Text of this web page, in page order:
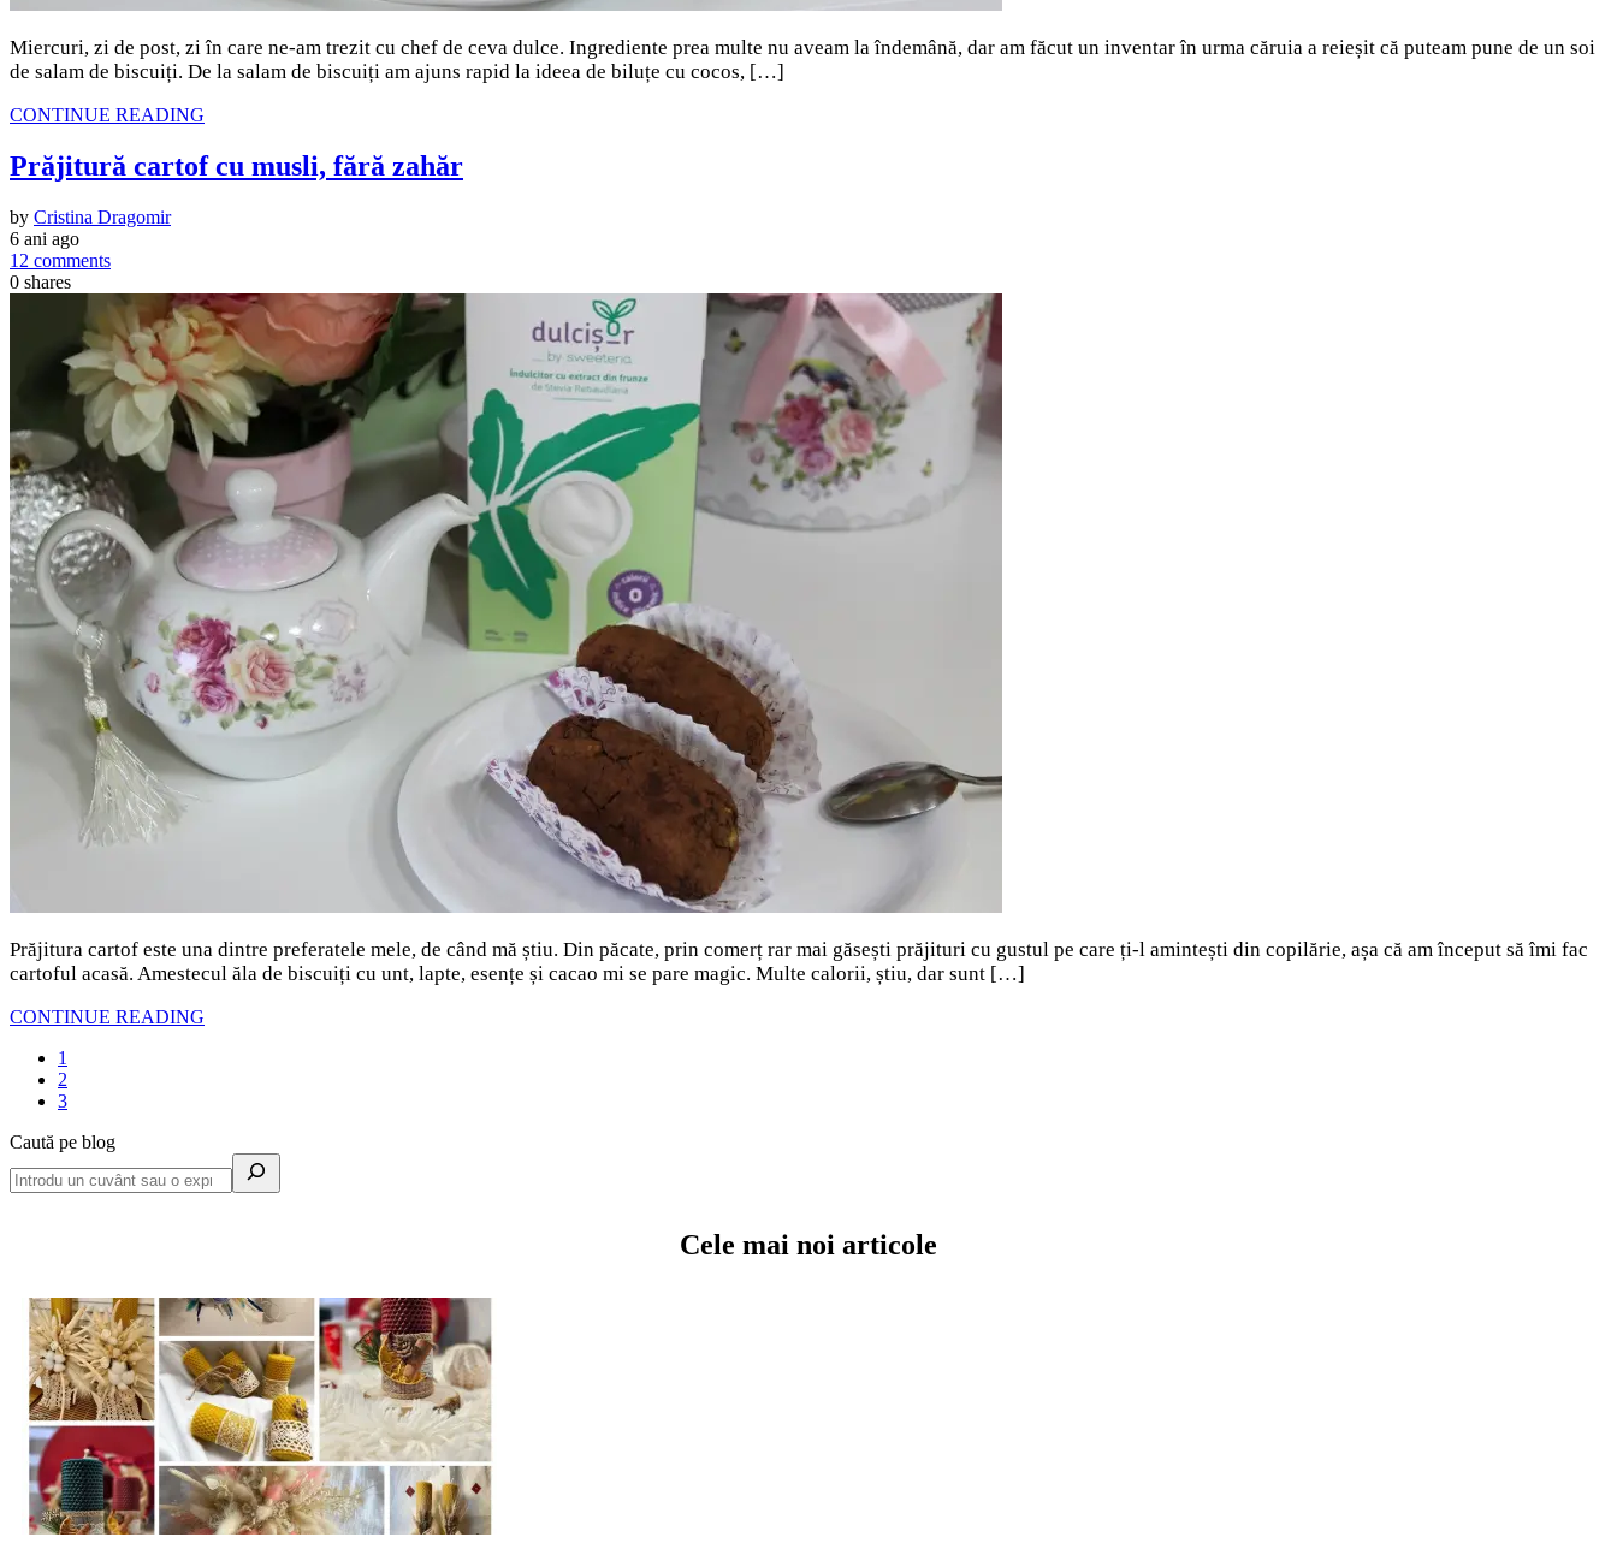
Miercuri, zi de post, zi în care ne-am trezit cu chef de ceva dulce. Ingrediente prea multe nu aveam la îndemână, dar am făcut un inventar în urma căruia a reieșit că puteam pune de un soi
de salam de biscuiți. De la salam de biscuiți am ajuns rapid la ideea de biluțe cu cocos, […]
CONTINUE READING
Prăjitură cartof cu musli, fără zahăr
by Cristina Dragomir
6 ani ago
12 comments
0 shares
Prăjitura cartof este una dintre preferatele mele, de când mă știu. Din păcate, prin comerț rar mai găsești prăjituri cu gustul pe care ți-l amintești din copilărie, așa că am început să îmi fac
cartoful acasă. Amestecul ăla de biscuiți cu unt, lapte, esențe și cacao mi se pare magic. Multe calorii, știu, dar sunt […]
CONTINUE READING
1
2
3
Caută pe blog
Cele mai noi articole